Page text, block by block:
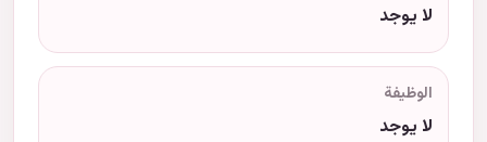
لا يوجد
الوظيفة
لا يوجد